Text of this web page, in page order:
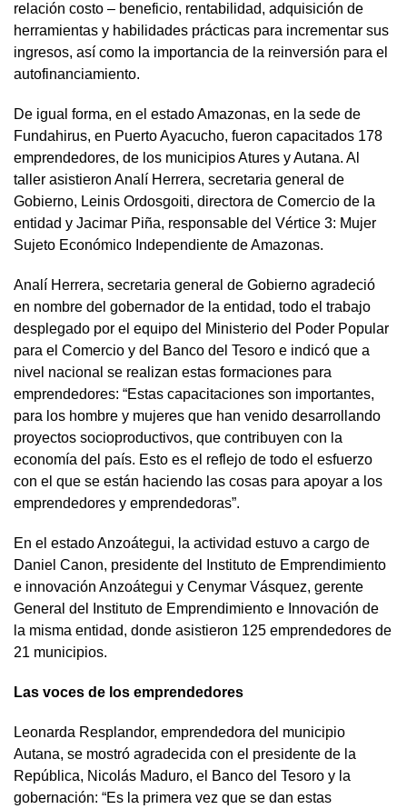
relación costo – beneficio, rentabilidad, adquisición de
herramientas y habilidades prácticas para incrementar sus
ingresos, así como la importancia de la reinversión para el
autofinanciamiento.
De igual forma, en el estado Amazonas, en la sede de
Fundahirus, en Puerto Ayacucho, fueron capacitados 178
emprendedores, de los municipios Atures y Autana. Al
taller asistieron Analí Herrera, secretaria general de
Gobierno, Leinis Ordosgoiti, directora de Comercio de la
entidad y Jacimar Piña, responsable del Vértice 3: Mujer
Sujeto Económico Independiente de Amazonas.
Analí Herrera, secretaria general de Gobierno agradeció
en nombre del gobernador de la entidad, todo el trabajo
desplegado por el equipo del Ministerio del Poder Popular
para el Comercio y del Banco del Tesoro e indicó que a
nivel nacional se realizan estas formaciones para
emprendedores: “Estas capacitaciones son importantes,
para los hombre y mujeres que han venido desarrollando
proyectos socioproductivos, que contribuyen con la
economía del país. Esto es el reflejo de todo el esfuerzo
con el que se están haciendo las cosas para apoyar a los
emprendedores y emprendedoras”.
En el estado Anzoátegui, la actividad estuvo a cargo de
Daniel Canon, presidente del Instituto de Emprendimiento
e innovación Anzoátegui y Cenymar Vásquez, gerente
General del Instituto de Emprendimiento e Innovación de
la misma entidad, donde asistieron 125 emprendedores de
21 municipios.
Las voces de los emprendedores
Leonarda Resplandor, emprendedora del municipio
Autana, se mostró agradecida con el presidente de la
República, Nicolás Maduro, el Banco del Tesoro y la
gobernación: “Es la primera vez que se dan estas